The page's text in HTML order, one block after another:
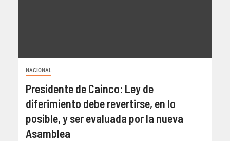
NACIONAL
Presidente de Cainco: Ley de
diferimiento debe revertirse, en lo
posible, y ser evaluada por la nueva
Asamblea